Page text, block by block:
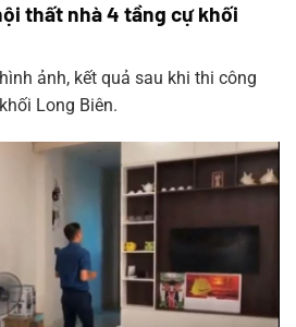
thất nhà 4 tầng cự khối
ảnh, kết quả sau khi thi công
Long Biên.